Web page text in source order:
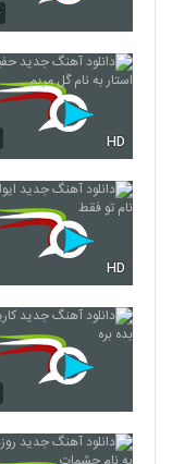
5837
5840
5841
HD
HD